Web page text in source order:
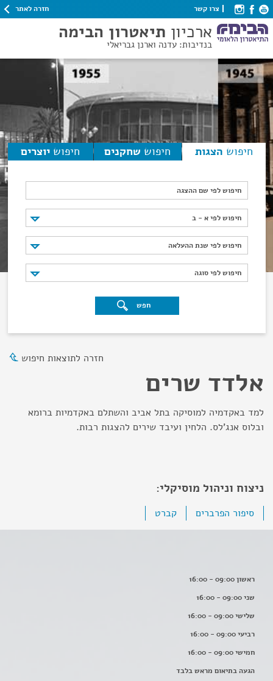
צרו קשר חזרה לאתר
ארכיון תיאטרון הבימה
בנדיבות: עדנה וארנן גבריאלי
חיפוש הצגות חיפוש שחקנים חיפוש יוצרים
חיפוש לפי שם ההצגה
חיפוש לפי א - ב
חיפוש לפי א - ב
חיפוש לפי שנת ההעלאה
חיפוש לפי שנת ההעלאה
חיפוש לפי סוגה
חיפוש לפי סוגה
חפש
חזרה לתוצאות חיפוש
אלדד שרים
למד באקדמיה למוסיקה בתל אביב והשתלם באקדמיות ברומא
ובלוס אנג'לס. הלחין ועיבד שירים להצגות רבות.
ניצוח וניהול מוסיקלי:
סיפור הפרברים קברט
ראשון 09:00 - 16:00
שני 09:00 - 16:00
שלישי 09:00 - 16:00
רביעי 09:00 - 16:00
חמישי 09:00 - 16:00
הגעה בתיאום מראש בלבד